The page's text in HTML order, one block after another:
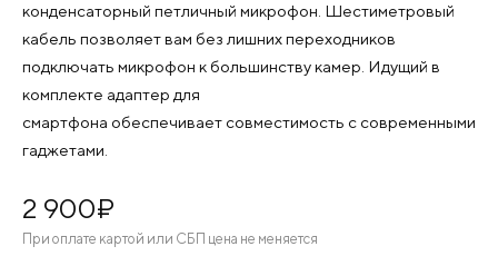
конденсаторный петличный микрофон. Шестиметровый
кабель позволяет вам без лишних переходников
подключать микрофон к большинству камер. Идущий в
комплекте адаптер для
смартфона обеспечивает совместимость с современными
гаджетами.
2 900¤
При оплате картой или СБП цена не меняется